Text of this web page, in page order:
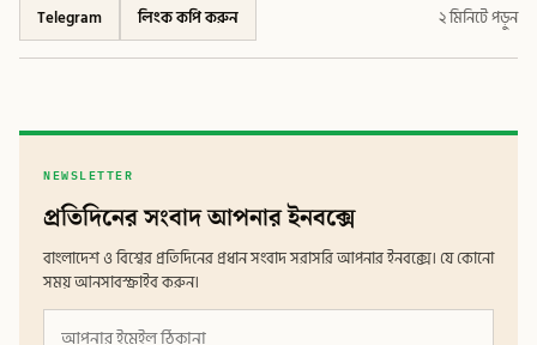
Telegram লিংক কপি করুন ২ মিনিটে পড়ুন
NEWSLETTER
প্রতিদিনের সংবাদ আপনার ইনবক্সে
বাংলাদেশ ও বিশ্বের প্রতিদিনের প্রধান সংবাদ সরাসরি আপনার ইনবক্সে। যে কোনো
সময় আনসাবস্ক্রাইব করুন।